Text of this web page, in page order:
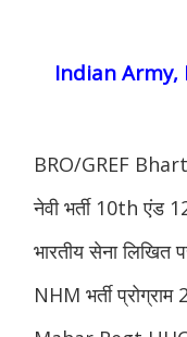
Indian Army,
BRO/GREF
नेवी भर्ती 10th एंड
भारतीय सेना लिखित
NHM भर्ती प्रोग्राम